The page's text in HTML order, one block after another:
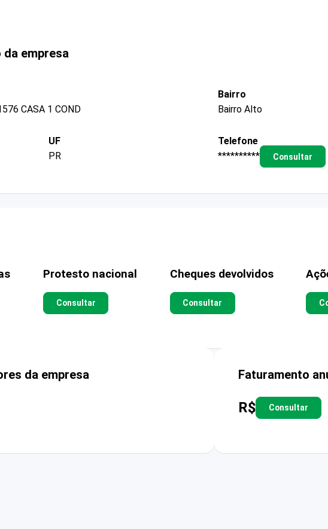
empresa
CASA 1 COND
Bairro
Bairro Alto
UF
PR
Telefone
**********
Consultar
Protesto nacional
Consultar
Cheques devolvidos
Consultar
da empresa Faturamento
R$ Consultar